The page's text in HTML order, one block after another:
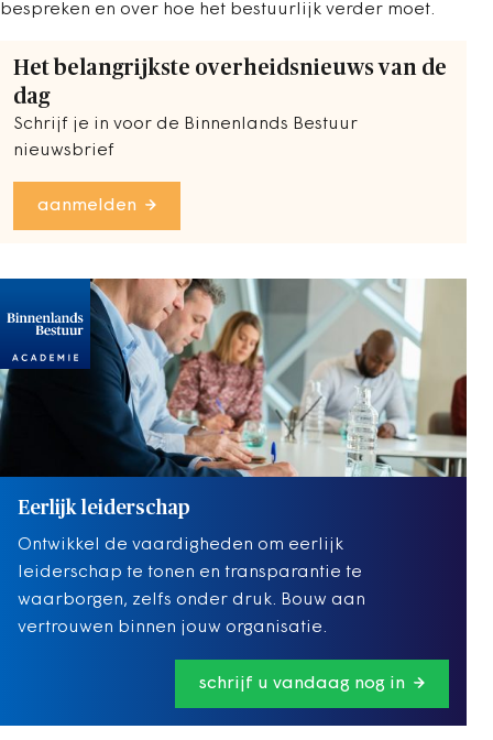
bespreken en over hoe het bestuurlijk verder moet.
Het belangrijkste overheidsnieuws van de
dag
Schrijf je in voor de Binnenlands Bestuur
nieuwsbrief
aanmelden
Eerlijk leiderschap
Ontwikkel de vaardigheden om eerlijk
leiderschap te tonen en transparantie te
waarborgen, zelfs onder druk. Bouw aan
vertrouwen binnen jouw organisatie.
schrijf u vandaag nog in